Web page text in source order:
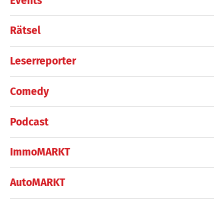
Rätsel
Leserreporter
Comedy
Podcast
ImmoMARKT
AutoMARKT